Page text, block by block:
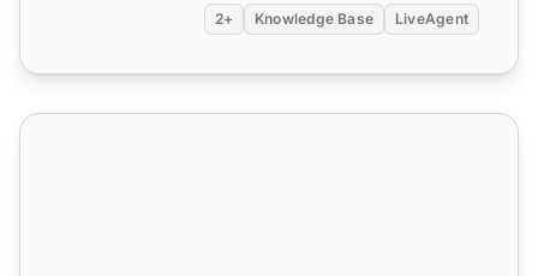
LiveAgent
Knowledge Base
+2
ميزات قاعدة المعرفة